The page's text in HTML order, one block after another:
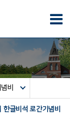
비
한글비석 로간기념비